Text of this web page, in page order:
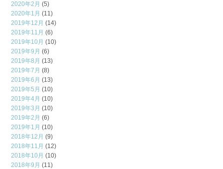
2020年2月 (5)
2020年1月 (11)
2019年12月 (14)
2019年11月 (6)
2019年10月 (10)
2019年9月 (6)
2019年8月 (13)
2019年7月 (8)
2019年6月 (13)
2019年5月 (10)
2019年4月 (10)
2019年3月 (10)
2019年2月 (6)
2019年1月 (10)
2018年12月 (9)
2018年11月 (12)
2018年10月 (10)
2018年9月 (11)